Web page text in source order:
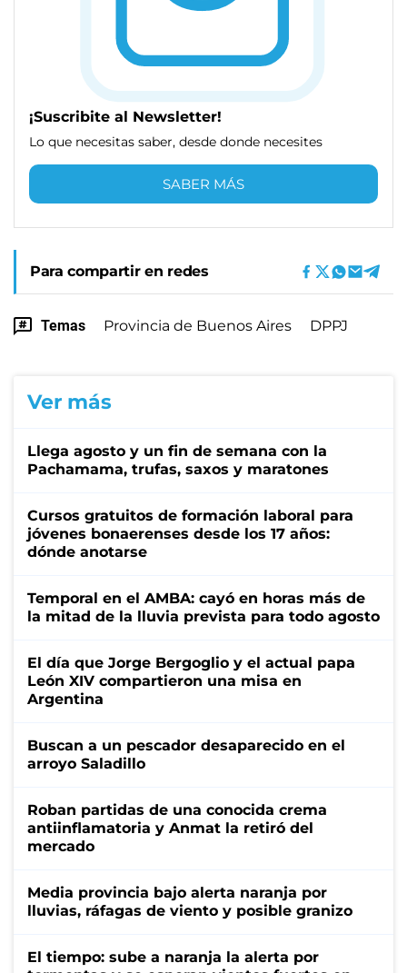
¡Suscribite al Newsletter!
Lo que necesitas saber, desde donde necesites
SABER MÁS
Para compartir en redes
Temas Provincia de Buenos Aires DPPJ
Ver más
Llega agosto y un fin de semana con la
Pachamama, trufas, saxos y maratones
Cursos gratuitos de formación laboral para
jóvenes bonaerenses desde los 17 años:
dónde anotarse
Temporal en el AMBA: cayó en horas más de
la mitad de la lluvia prevista para todo agosto
El día que Jorge Bergoglio y el actual papa
León XIV compartieron una misa en
Argentina
Buscan a un pescador desaparecido en el
arroyo Saladillo
Roban partidas de una conocida crema
antiinflamatoria y Anmat la retiró del
mercado
Media provincia bajo alerta naranja por
lluvias, ráfagas de viento y posible granizo
El tiempo: sube a naranja la alerta por